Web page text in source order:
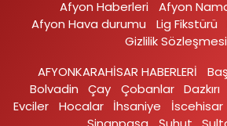
Afyon Haberleri
Afyon
Afyon Hava durumu
Lig Fikstürü
Gizlilik Sözleşmesi
AFYONKARAHİSAR HABERLERİ
Bolvadin
Çay Çobanlar Dazkırı
Evciler‎
Hocalar İhsaniye‎ İscehisar